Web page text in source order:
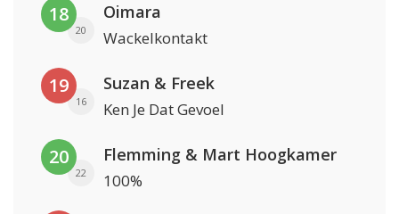
18
20
Oimara
Wackelkontakt
19
16
Suzan & Freek
Ken Je Dat Gevoel
20
22
Flemming & Mart Hoogkamer
100%